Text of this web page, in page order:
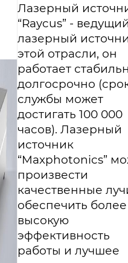
Лазерный
“Raycus” -
лазерный
этой отрасли, он
работает
долгосрочно
службы может
достигать 100 000
часов). Лазерный
источник
“Maxphotonics”
произвести
качественные
обеспечить более
высокую
эффективность
работы и лучшее